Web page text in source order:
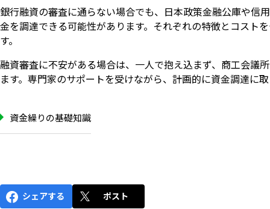
銀行融資の審査に通らない場合でも、日本政策金融公庫や信
金を調達できる可能性があります。それぞれの特徴とコスト
す。
融資審査に不安がある場合は、一人で抱え込まず、商工会議
ます。専門家のサポートを受けながら、計画的に資金調達に
資金繰りの基礎知識
シェアする ポスト